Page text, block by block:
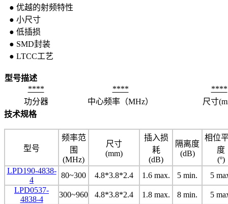
● 优越的射频特性
● 小尺寸
● 低插损
● SMD封装
● LTCC工艺
型号描述
****
****
****
功分器
中心频率（MHz）
尺寸
技术规格
型号
频率范
围
(MHz)
尺寸
(mm)
插入损
耗
(dB)
隔离度
(dB)
相位
度
(º)
LPD190-4838-
4
80~300 4.8*3.8*2.4 1.6 max. 5 min.
5
LPD0537-
4838-4
300~960 4.8*3.8*2.4 1.8 max. 8 min. 5